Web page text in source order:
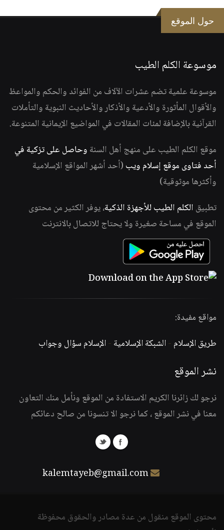
حول الموقع
موسوعة الكلم الطيب
موسوعة علمية تضم عشرات الآلاف من الفوائد والحكم والمواعظ
والأقوال المأثورة والأدعية والأذكار والأحاديث النبوية والتأملات
القرآنية بالإضافة لمئات المقالات في المواضيع الإيمانية المتنوعة.
موقع الكلم الطيب على منهج أهل السنة وحاصل على تزكية في
أحد فتاوى موقع إسلام ويب (أحد أشهر المواقع الإسلامية
وأكثرها موثوقية)
تطبيق الكلم الطيب للأجهزة الذكية، يوفر الكثير من محتوى
الموقع في مساحة صغيرة ولا يحتاج للاتصال بالانترنت
مواقع مفيدة:
طريق الإسلام -الشبكة الإسلامية -الإسلام سؤال وجواب
نشر الموقع
نرجو لك زائرنا الكريم الاستفادة من الموقع ونأمل منك التعاون
معنا في نشر الموقع ، كما نرجو الا تنسونا من صالح دعائكم
kalemtayeb@gmail.com
محتوى الموقع منقول من عدة مصادر والحقوق محفوظة